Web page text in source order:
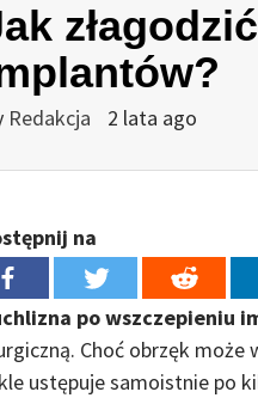
Redakcja 2 lata ago
na
po wszczepieniu
Choć obrzęk
ustępuje samoistnie po